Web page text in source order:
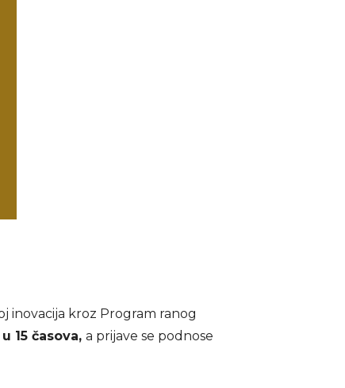
inovacija kroz Program ranog
15 časova, a prijave se podnose